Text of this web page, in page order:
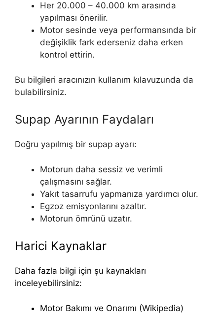
Her 20.000 – 40.000 km arasında
yapılması önerilir.
Motor sesinde veya performansında bir
değişiklik fark ederseniz daha erken
kontrol ettirin.
Bu bilgileri aracınızın kullanım kılavuzunda da
bulabilirsiniz.
Supap Ayarının Faydaları
Doğru yapılmış bir supap ayarı:
Motorun daha sessiz ve verimli
çalışmasını sağlar.
Yakıt tasarrufu yapmanıza yardımcı olur.
Egzoz emisyonlarını azaltır.
Motorun ömrünü uzatır.
Harici Kaynaklar
Daha fazla bilgi için şu kaynakları
inceleyebilirsiniz:
Motor Bakımı ve Onarımı (Wikipedia)